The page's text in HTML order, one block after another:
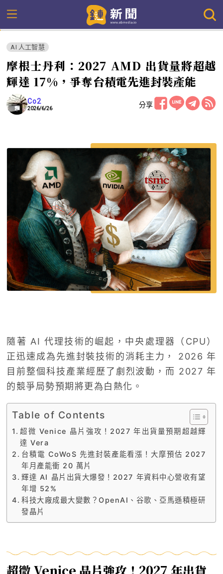
AI 人工智慧
摩根士丹利：2027 AMD 出貨量將超越
輝達 17%，爭奪台積電先進封裝產能
Co2
2026/6/26 分享
隨著 AI 代理技術的崛起，中央處理器（CPU）
正迅速成為先進封裝技術的消耗主力， 2026 年
目前整個科技產業經歷了劇烈波動，而 2027 年
的競爭局勢預期將更為白熱化。
Table of Contents
超微 Venice 晶片強攻！2027 年出貨量預期超越輝
達 Vera
台積電 CoWoS 先進封裝產能看漲！大摩預估 2027
年月產能衝 20 萬片
輝達 AI 晶片出貨大爆發！2027 年資料中心營收有望
年增 52%
科技大廠成最大變數？OpenAI、谷歌、亞馬遜積極研
發晶片
超微 Venice 晶片強攻！2027 年出貨